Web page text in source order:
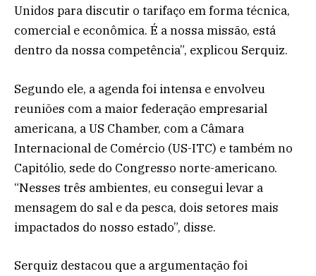
Unidos para discutir o tarifaço em forma técnica,
comercial e econômica. É a nossa missão, está
dentro da nossa competência”, explicou Serquiz.
Segundo ele, a agenda foi intensa e envolveu
reuniões com a maior federação empresarial
americana, a US Chamber, com a Câmara
Internacional de Comércio (US-ITC) e também no
Capitólio, sede do Congresso norte-americano.
“Nesses três ambientes, eu consegui levar a
mensagem do sal e da pesca, dois setores mais
impactados do nosso estado”, disse.
Serquiz destacou que a argumentação foi